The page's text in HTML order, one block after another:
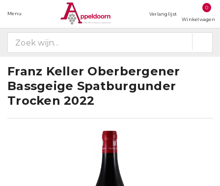
Menu Verlanglijst
0
Winkelwagen
Franz Keller Oberbergener
Bassgeige Spatburgunder
Trocken 2022